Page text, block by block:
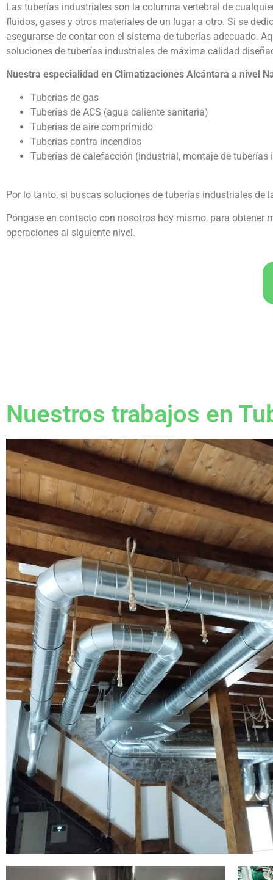
Las tuberías industriales son la columna vertebral de
fluidos, gases y otros materiales de un lugar a otro. Si se
asegurarse de contar con el sistema de tuberías adecuado.
soluciones de tuberías industriales de máxima calidad
Nuestra especialidad en Climatizaciones Alcántara a nivel
Tuberías de gas
Tuberías de ACS (agua caliente sanitaria)
Tuberías de aire comprimido
Tuberías contra incendios
Tuberías de calefacción (industrial, montaje de
Por lo tanto, si buscas soluciones de tuberías industriales de
Póngase en contacto con nosotros hoy mismo, para
operaciones al siguiente nivel.
Nuestros trabajos en